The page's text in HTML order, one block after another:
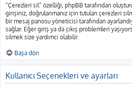
“Çerezleri sil” özelliği, phpBB tarafından
girişiniz, doğrulanmanız için tutulan çerezleri
bir mesaj panosu yöneticisi tarafından
sağlar. Eğer giriş ya da çıkış problemleri
silmek size yardımcı olabilir.
Başa dön
Kullanıcı Seçenekleri ve ayarları